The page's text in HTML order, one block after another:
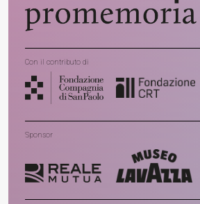
Con il contributo di
Sponsor